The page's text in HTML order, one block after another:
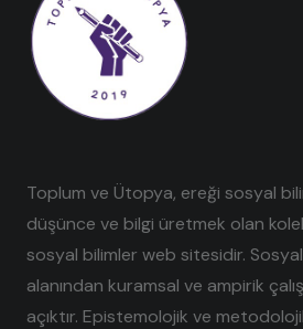
Toplum ve Ütopya, ereği sosyal
düşünce ve bilgi üretmek olan
sosyal bilimler web sitesidir.
alanından kuramsal ve ampirik
açıktır. Epistemolojik ve